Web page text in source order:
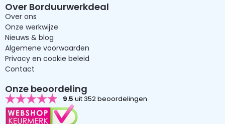
Over Borduurwerkdeal
Over ons
Onze werkwijze
Nieuws & blog
Algemene voorwaarden
Privacy en cookie beleid
Contact
Onze beoordeling
9.5 uit 352 beoordelingen